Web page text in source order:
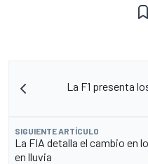
La F1 presenta
SIGUIENTE ARTÍCULO
La FIA detalla el cambio en
en lluvia